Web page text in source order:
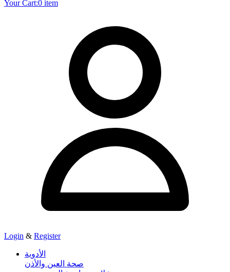
Your Cart:0 item
Login & Register
الأدوية
صحة العين والأذن